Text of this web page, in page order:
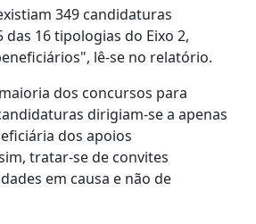
349 candidaturas
16 tipologias do Eixo 2,
lê-se no relatório.
dos concursos para
dirigiam-se a apenas
dos apoios
tratar-se de convites
em causa e não de